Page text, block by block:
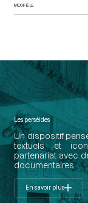
MODIFIÉ LE
Les perséides
Un dispositif
textuels et
partenariat avec
documentaires.
En savoir plus